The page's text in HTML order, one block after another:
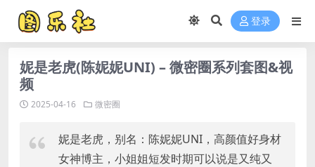
登录
妮是老虎(陈妮妮UNI) – 微密圈系列套图&视
频
2025-04-16 微密圈
妮是老虎，别名：陈妮妮UNI，高颜值好身材
女神博主，小姐姐短发时期可以说是又纯又